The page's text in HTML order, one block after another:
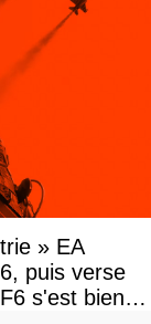
» EA
puis verse
s'est bien